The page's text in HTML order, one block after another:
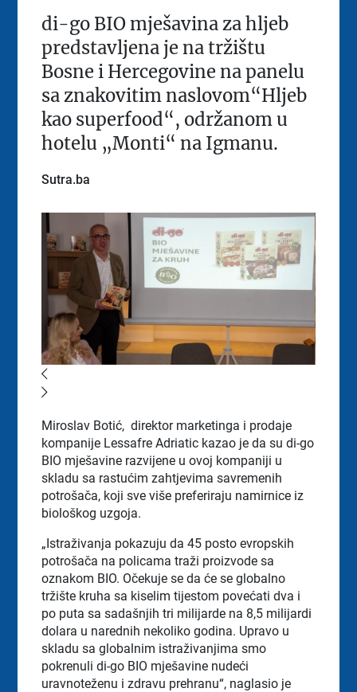
di-go BIO mješavina za hljeb
predstavljena je na tržištu
Bosne i Hercegovine na panelu
sa znakovitim naslovom“Hljeb
kao superfood“, održanom u
hotelu „Monti“ na Igmanu.
Sutra.ba
Miroslav Botić, direktor marketinga i prodaje
kompanije Lessafre Adriatic kazao je da su di-go
BIO mješavine razvijene u ovoj kompaniji u
skladu sa rastućim zahtjevima savremenih
potrošača, koji sve više preferiraju namirnice iz
biološkog uzgoja.
„Istraživanja pokazuju da 45 posto evropskih
potrošača na policama traži proizvode sa
oznakom BIO. Očekuje se da će se globalno
tržište kruha sa kiselim tijestom povećati dva i
po puta sa sadašnjih tri milijarde na 8,5 milijardi
dolara u narednih nekoliko godina. Upravo u
skladu sa globalnim istraživanjima smo
pokrenuli di-go BIO mješavine nudeći
uravnoteženu i zdravu prehranu“, naglasio je